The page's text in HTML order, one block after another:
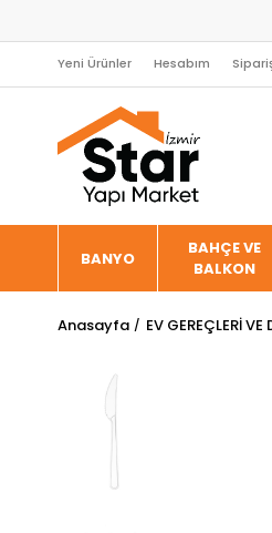
Yeni Ürünler Hesabım
BANYO
BAHÇE VE
BALKON
Anasayfa EV GEREÇLERİ